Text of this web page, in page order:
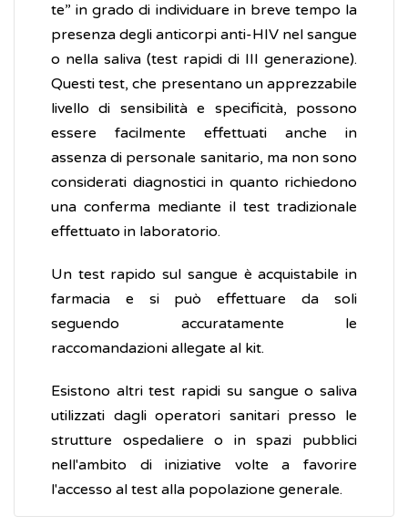
te” in grado di individuare in breve tempo la
presenza degli anticorpi anti-HIV nel sangue
o nella saliva (test rapidi di III generazione).
Questi test, che presentano un apprezzabile
livello di sensibilità e specificità, possono
essere facilmente effettuati anche in
assenza di personale sanitario, ma non sono
considerati diagnostici in quanto richiedono
una conferma mediante il test tradizionale
effettuato in laboratorio.
Un test rapido sul sangue è acquistabile in
farmacia e si può effettuare da soli
seguendo accuratamente le
raccomandazioni allegate al kit.
Esistono altri test rapidi su sangue o saliva
utilizzati dagli operatori sanitari presso le
strutture ospedaliere o in spazi pubblici
nell'ambito di iniziative volte a favorire
l'accesso al test alla popolazione generale.